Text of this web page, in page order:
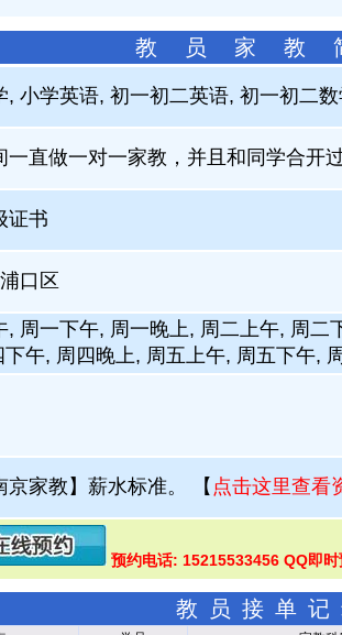
教 员 家 教
, 小学英语, 初一初二英语, 初一初二
一直做一对一家教，并且和同学合开
证书
口区
, 周一下午, 周一晚上, 周二上午, 周
午, 周四晚上, 周五上午, 周五下午,
京家教】薪水标准。 【 点击这里查看
预约电话: 15215533456 QQ即时
教员接单记